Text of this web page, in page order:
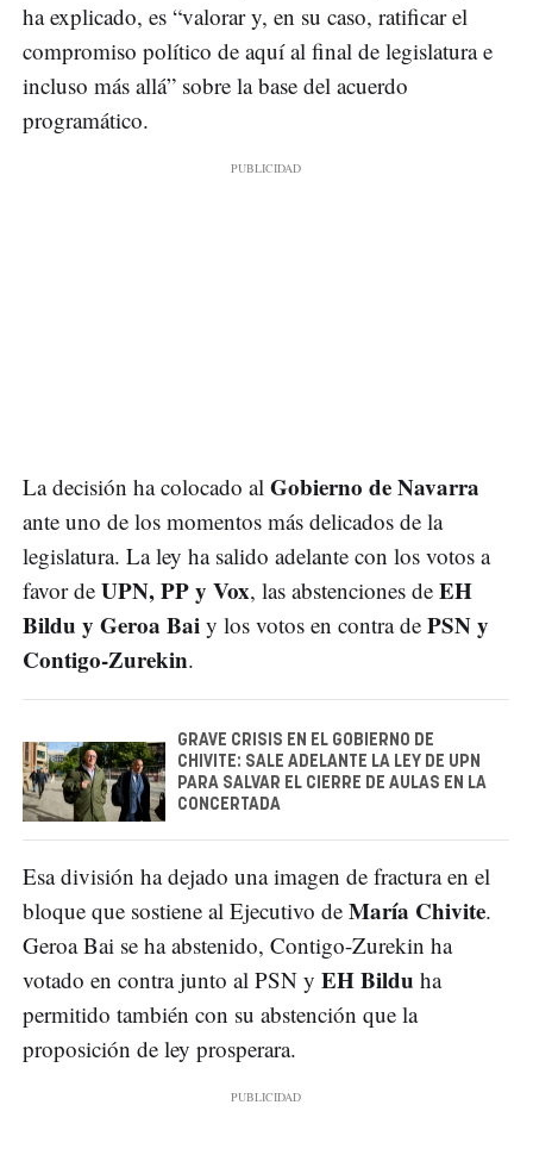
ha explicado, es “valorar y, en su caso, ratificar el
compromiso político de aquí al final de legislatura e
incluso más allá” sobre la base del acuerdo
programático.
La decisión ha colocado al Gobierno de Navarra
ante uno de los momentos más delicados de la
legislatura. La ley ha salido adelante con los votos a
favor de UPN, PP y Vox, las abstenciones de EH
Bildu y Geroa Bai y los votos en contra de PSN y
Contigo-Zurekin.
GRAVE CRISIS EN EL GOBIERNO DE
CHIVITE: SALE ADELANTE LA LEY DE UPN
PARA SALVAR EL CIERRE DE AULAS EN LA
CONCERTADA
Esa división ha dejado una imagen de fractura en el
bloque que sostiene al Ejecutivo de María Chivite.
Geroa Bai se ha abstenido, Contigo-Zurekin ha
votado en contra junto al PSN y EH Bildu ha
permitido también con su abstención que la
proposición de ley prosperara.